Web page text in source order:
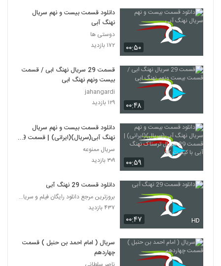
۰۰:۵۰
دانلود قسمت بیست و نهم سریال
نهنگ آبی
دوستی ها
۱۷۲ بازدید
۰۰:۴۸
قسمت 29 سریال نهنگ ابی / قسمت
بیست ونهم نهنگ ابی
jahangardi
۱۲۹ بازدید
۰۰:۵۹
دانلود قسمت بیست و نهم سریال
نهنگ آبی(سریال)(ایرانی) | قسمت 29
سریال ترسناک نهنگ آبی با کیفیت 4K
سریال ممنوعه
۳۰۹ بازدید
۰۰:۴۷ HD
دانلود قسمت 29 نهنگ آبی
بروزترین مرجع دانلود رایگان فیلم و سریال ایرانی
۴۳۷ بازدید
سریال ( امام احمد بن حنبل ) قسمت
چهاردهم